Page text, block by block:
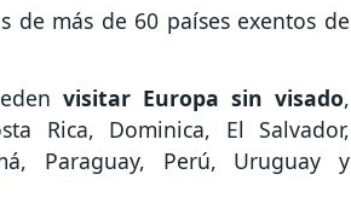
de más de 60 países exentos de
visitar Europa sin visado,
Rica, Dominica, El Salvador,
Paraguay, Perú, Uruguay y